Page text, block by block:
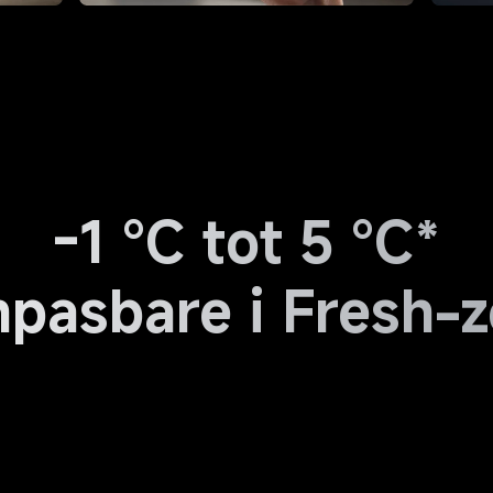
-1 °C tot 5 °C*
i Fresh-